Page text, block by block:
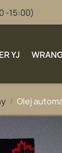
-15:00)
YJ
Olej